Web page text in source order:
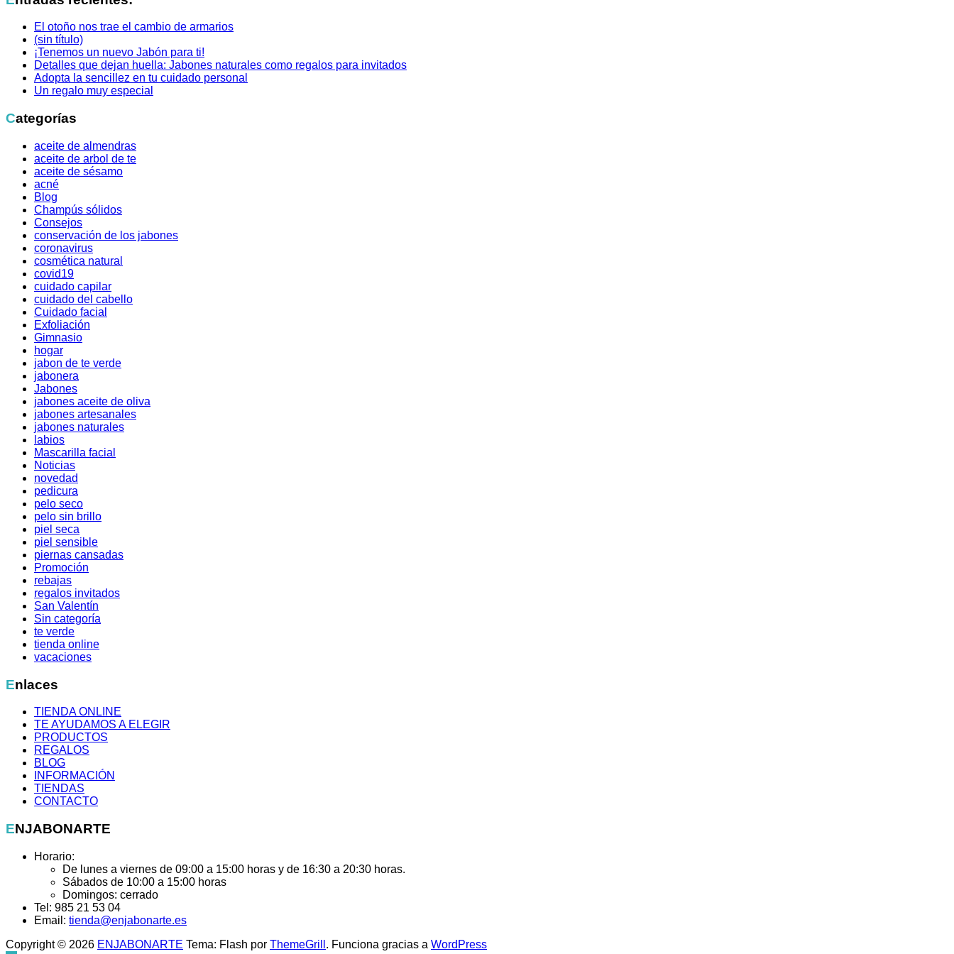
El otoño nos trae el cambio de armarios
(sin título)
¡Tenemos un nuevo Jabón para ti!
Detalles que dejan huella: Jabones naturales como regalos para invitados
Adopta la sencillez en tu cuidado personal
Un regalo muy especial
Categorías
aceite de almendras
aceite de arbol de te
aceite de sésamo
acné
Blog
Champús sólidos
Consejos
conservación de los jabones
coronavirus
cosmética natural
covid19
cuidado capilar
cuidado del cabello
Cuidado facial
Exfoliación
Gimnasio
hogar
jabon de te verde
jabonera
Jabones
jabones aceite de oliva
jabones artesanales
jabones naturales
labios
Mascarilla facial
Noticias
novedad
pedicura
pelo seco
pelo sin brillo
piel seca
piel sensible
piernas cansadas
Promoción
rebajas
regalos invitados
San Valentín
Sin categoría
te verde
tienda online
vacaciones
Enlaces
TIENDA ONLINE
TE AYUDAMOS A ELEGIR
PRODUCTOS
REGALOS
BLOG
INFORMACIÓN
TIENDAS
CONTACTO
ENJABONARTE
Horario:
De lunes a viernes de 09:00 a 15:00 horas y de 16:30 a 20:30 horas.
Sábados de 10:00 a 15:00 horas
Domingos: cerrado
Tel: 985 21 53 04
Email: tienda@enjabonarte.es
Copyright © 2026 ENJABONARTE Tema: Flash por ThemeGrill . Funciona gracias a WordPress